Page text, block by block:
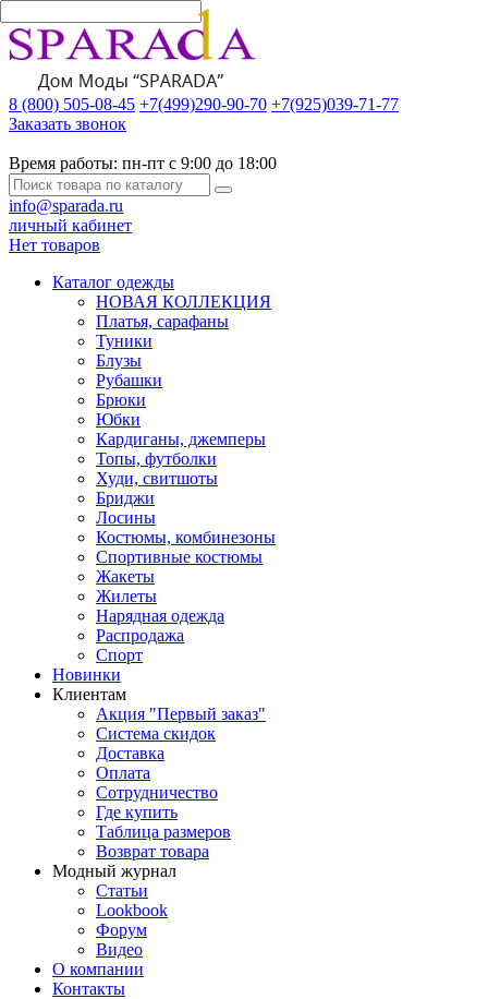
8 (800) 505-08-45 +7(499)290-90-70 +7(925)039-71-77
Заказать звонок
Время работы: пн-пт с 9:00 до 18:00
info@sparada.ru
личный кабинет
Нет товаров
Каталог одежды
НОВАЯ КОЛЛЕКЦИЯ
Платья, сарафаны
Туники
Блузы
Рубашки
Брюки
Юбки
Кардиганы, джемперы
Топы, футболки
Худи, свитшоты
Бриджи
Лосины
Костюмы, комбинезоны
Спортивные костюмы
Жакеты
Жилеты
Нарядная одежда
Распродажа
Спорт
Новинки
Клиентам
Акция "Первый заказ"
Система скидок
Доставка
Оплата
Сотрудничество
Где купить
Таблица размеров
Возврат товара
Модный журнал
Статьи
Lookbook
Форум
Видео
О компании
Контакты